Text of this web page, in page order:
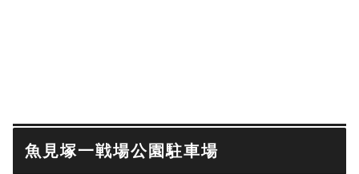
魚見塚一戦場公園駐車場